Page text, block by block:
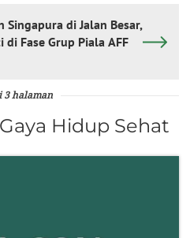
Singapura di Jalan Besar,
Fase Grup Piala AFF
3 halaman
Hidup Sehat